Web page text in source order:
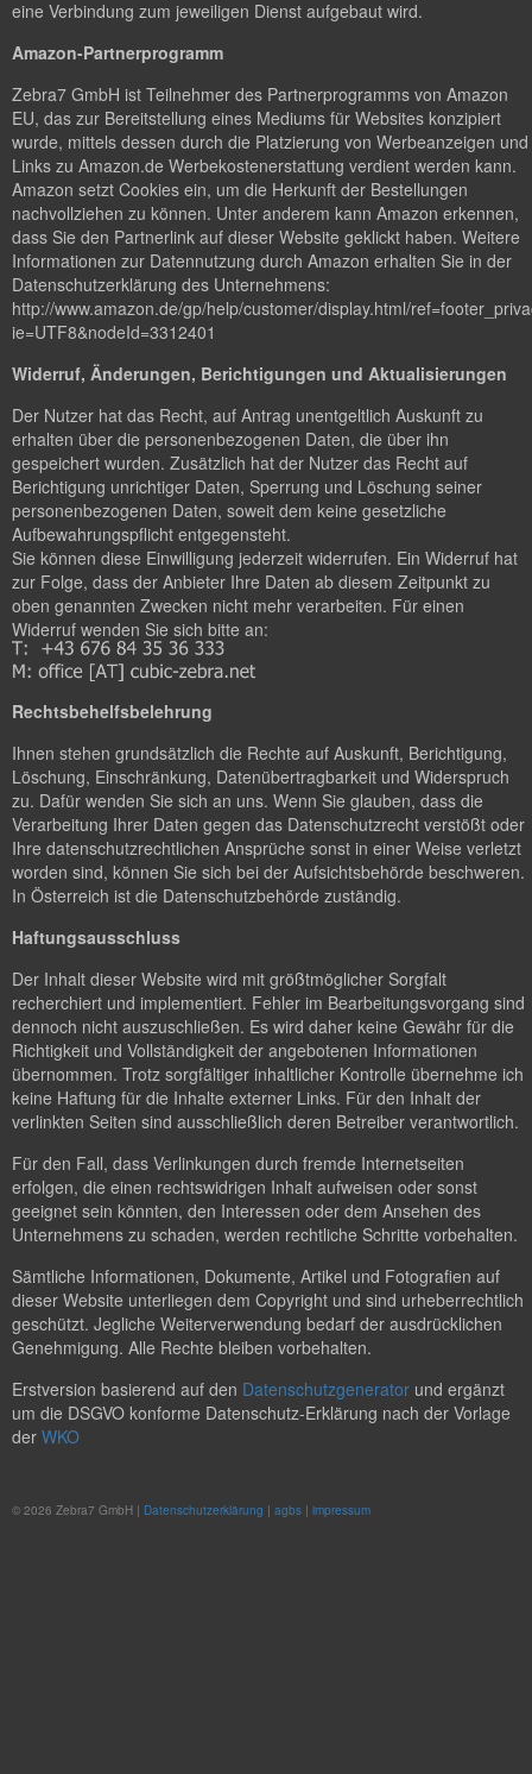
eine Verbindung zum jeweiligen Dienst aufgebaut wird.
Amazon-Partnerprogramm
Zebra7 GmbH ist Teilnehmer des Partnerprogramms von Amazon
EU, das zur Bereitstellung eines Mediums für Websites konzipiert
wurde, mittels dessen durch die Platzierung von Werbeanzeigen und
Links zu Amazon.de Werbekostenerstattung verdient werden kann.
Amazon setzt Cookies ein, um die Herkunft der Bestellungen
nachvollziehen zu können. Unter anderem kann Amazon erkennen,
dass Sie den Partnerlink auf dieser Website geklickt haben. Weitere
Informationen zur Datennutzung durch Amazon erhalten Sie in der
Datenschutzerklärung des Unternehmens:
http://www.amazon.de/gp/help/customer/display.html/
ie=UTF8&nodeId=3312401
Widerruf, Änderungen, Berichtigungen und Aktualisierungen
Der Nutzer hat das Recht, auf Antrag unentgeltlich Auskunft zu
erhalten über die personenbezogenen Daten, die über ihn
gespeichert wurden. Zusätzlich hat der Nutzer das Recht auf
Berichtigung unrichtiger Daten, Sperrung und Löschung seiner
personenbezogenen Daten, soweit dem keine gesetzliche
Aufbewahrungspflicht entgegensteht.
Sie können diese Einwilligung jederzeit widerrufen. Ein Widerruf hat
zur Folge, dass der Anbieter Ihre Daten ab diesem Zeitpunkt zu
oben genannten Zwecken nicht mehr verarbeiten. Für einen
Widerruf wenden Sie sich bitte an:
Rechtsbehelfsbelehrung
Ihnen stehen grundsätzlich die Rechte auf Auskunft, Berichtigung,
Löschung, Einschränkung, Datenübertragbarkeit und Widerspruch
zu. Dafür wenden Sie sich an uns. Wenn Sie glauben, dass die
Verarbeitung Ihrer Daten gegen das Datenschutzrecht verstößt oder
Ihre datenschutzrechtlichen Ansprüche sonst in einer Weise verletzt
worden sind, können Sie sich bei der Aufsichtsbehörde beschweren.
In Österreich ist die Datenschutzbehörde zuständig.
Haftungsausschluss
Der Inhalt dieser Website wird mit größtmöglicher Sorgfalt
recherchiert und implementiert. Fehler im Bearbeitungsvorgang sind
dennoch nicht auszuschließen. Es wird daher keine Gewähr für die
Richtigkeit und Vollständigkeit der angebotenen Informationen
übernommen. Trotz sorgfältiger inhaltlicher Kontrolle übernehme ich
keine Haftung für die Inhalte externer Links. Für den Inhalt der
verlinkten Seiten sind ausschließlich deren Betreiber verantwortlich.
Für den Fall, dass Verlinkungen durch fremde Internetseiten
erfolgen, die einen rechtswidrigen Inhalt aufweisen oder sonst
geeignet sein könnten, den Interessen oder dem Ansehen des
Unternehmens zu schaden, werden rechtliche Schritte vorbehalten.
Sämtliche Informationen, Dokumente, Artikel und Fotografien auf
dieser Website unterliegen dem Copyright und sind urheberrechtlich
geschützt. Jegliche Weiterverwendung bedarf der ausdrücklichen
Genehmigung. Alle Rechte bleiben vorbehalten.
Erstversion basierend auf den Datenschutzgenerator und ergänzt
um die DSGVO konforme Datenschutz-Erklärung nach der Vorlage
der WKO
© 2026 Zebra7 GmbH | Datenschutzerklärung | agbs | impressum